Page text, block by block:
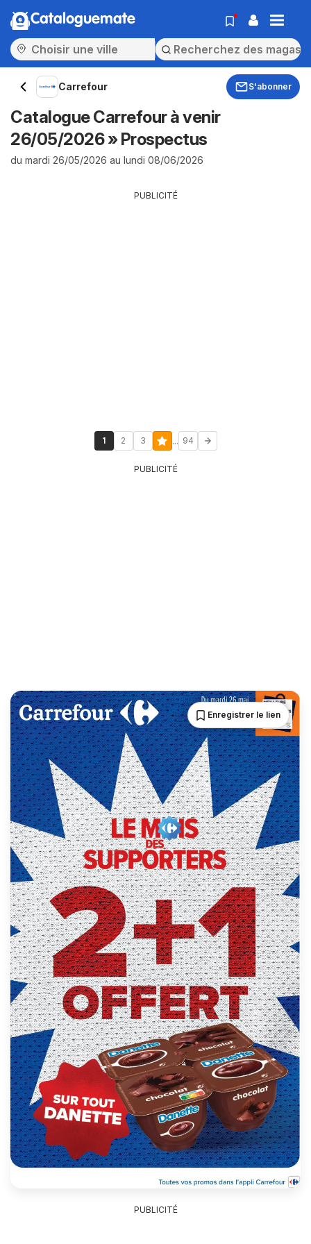
Cataloguemate
Carrefour S'abonner
Catalogue Carrefour à venir
26/05/2026 » Prospectus
du mardi 26/05/2026 au lundi 08/06/2026
PUBLICITÉ
1 2 3 ... 94
PUBLICITÉ
Enregistrer le lien
PUBLICITÉ